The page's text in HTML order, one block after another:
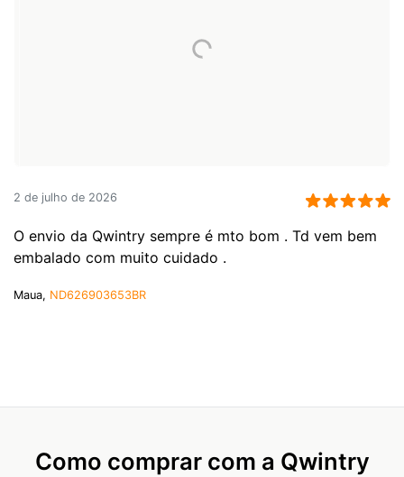
2 de julho de 2026
O envio da Qwintry sempre é mto bom . Td vem bem
embalado com muito cuidado .
Maua, ND626903653BR
Como comprar com a Qwintry